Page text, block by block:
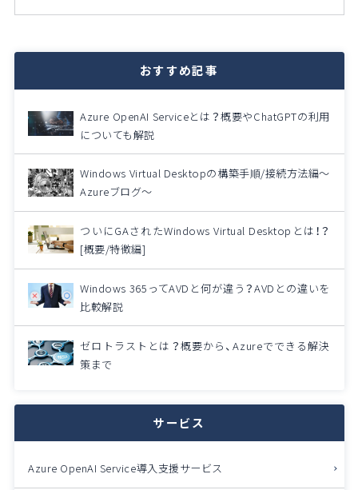
おすすめ記事
Azure OpenAI Serviceとは？概要やChatGPTの利用
についても解説
Windows Virtual Desktopの構築手順/接続方法編～
Azureブログ～
ついにGAされたWindows Virtual Desktopとは！？
[概要/特徴編]
Windows 365ってAVDと何が違う？AVDとの違いを
比較解説
ゼロトラストとは？概要から、Azureでできる解決
策まで
サービス
Azure OpenAI Service導入支援サービス